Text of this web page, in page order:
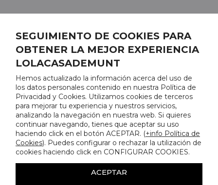
SEGUIMIENTO DE COOKIES PARA
OBTENER LA MEJOR EXPERIENCIA
LOLACASADEMUNT
Hemos actualizado la información acerca del uso de
los datos personales contenido en nuestra Política de
Privacidad y Cookies. Utilizamos cookies de terceros
para mejorar tu experiencia y nuestros servicios,
analizando la navegación en nuestra web. Si quieres
continuar navegando, tienes que aceptar su uso
haciendo click en el botón ACEPTAR. (+info Política de
Cookies). Puedes configurar o rechazar la utilización de
cookies haciendo click en CONFIGURAR COOKIES.
ACEPTAR